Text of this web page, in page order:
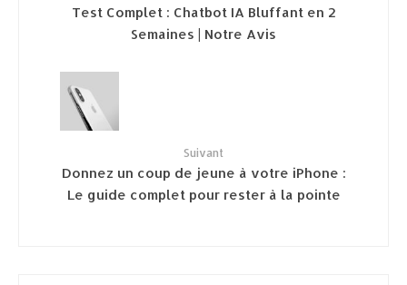
Test Complet : Chatbot IA Bluffant en 2
Semaines | Notre Avis
Suivant
Donnez un coup de jeune à votre iPhone :
Le guide complet pour rester à la pointe